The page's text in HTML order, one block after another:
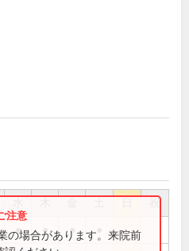
祝
● ● ●
の場合があります。来院前